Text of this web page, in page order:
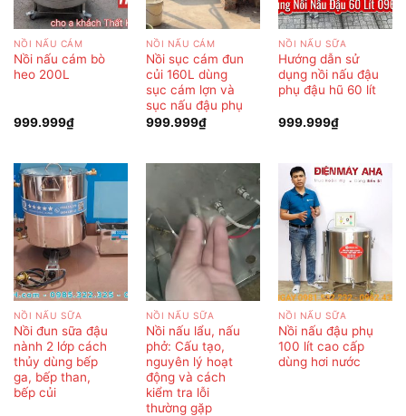
NỒI NẤU CÁM
Nồi nấu cám bò
heo 200L
999.999₫
NỒI NẤU CÁM
Nồi sục cám đun
củi 160L dùng
sục cám lợn và
sục nấu đậu phụ
999.999₫
NỒI NẤU SỮA
Hướng dẫn sử
dụng nồi nấu đậu
phụ đậu hũ 60 lít
999.999₫
NỒI NẤU SỮA
Nồi đun sữa đậu
nành 2 lớp cách
thủy dùng bếp
ga, bếp than,
bếp củi
NỒI NẤU SỮA
Nồi nấu lẩu, nấu
phở: Cấu tạo,
nguyên lý hoạt
động và cách
kiểm tra lỗi
thường gặp
NỒI NẤU SỮA
Nồi nấu đậu phụ
100 lít cao cấp
dùng hơi nước